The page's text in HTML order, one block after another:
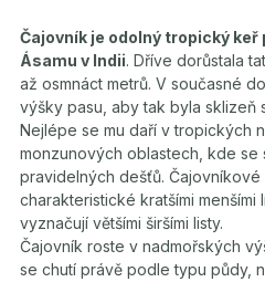
Čajovník je odolný tropický keř
Ásamu v Indii. Dříve dorůstala
až osmnáct metrů. V současné
výšky pasu, aby tak byla sklizeň
Nejlépe se mu daří v tropických
monzunových oblastech, kde se
pravidelných dešťů.
charakteristické kratšími menšími
vyznačují většími širšími listy.
Čajovník roste v nadmořských
se chutí právě podle typu půdy,